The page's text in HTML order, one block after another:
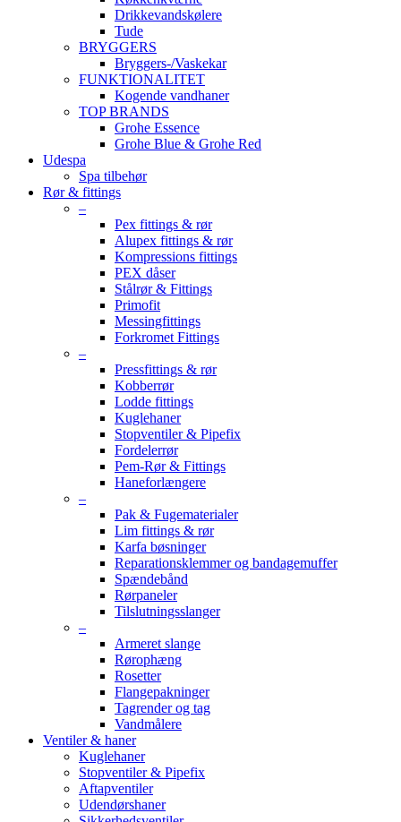
Drikkevandskølere
Tude
BRYGGERS
Bryggers-/Vaskekar
FUNKTIONALITET
Kogende vandhaner
TOP BRANDS
Grohe Essence
Grohe Blue & Grohe Red
Udespa
Spa tilbehør
Rør & fittings
–
Pex fittings & rør
Alupex fittings & rør
Kompressions fittings
PEX dåser
Stålrør & Fittings
Primofit
Messingfittings
Forkromet Fittings
–
Pressfittings & rør
Kobberrør
Lodde fittings
Kuglehaner
Stopventiler & Pipefix
Fordelerrør
Pem-Rør & Fittings
Haneforlængere
–
Pak & Fugematerialer
Lim fittings & rør
Karfa bøsninger
Reparationsklemmer og bandagemuffer
Spændebånd
Rørpaneler
Tilslutningsslanger
–
Armeret slange
Rørophæng
Rosetter
Flangepakninger
Tagrender og tag
Vandmålere
Ventiler & haner
Kuglehaner
Stopventiler & Pipefix
Aftapventiler
Udendørshaner